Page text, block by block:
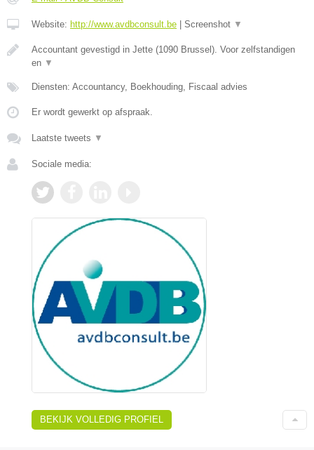
Website: http://www.avdbconsult.be | Screenshot ▼
Accountant gevestigd in Jette (1090 Brussel). Voor zelfstandigen
en ▼
Diensten: Accountancy, Boekhouding, Fiscaal advies
Er wordt gewerkt op afspraak.
Laatste tweets ▼
Sociale media:
BEKIJK VOLLEDIG PROFIEL